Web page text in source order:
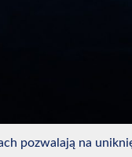
pozwalają na